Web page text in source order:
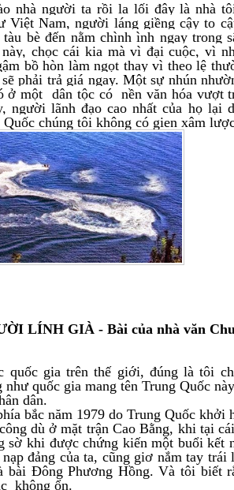
nhà người ta rồi la lối đây là nhà
Việt Nam, người láng giềng cậy to
bè đến nằm chình ình ngay trong
chọc cái kia mà vì đại cuộc, vì
bồ hòn làm ngọt thay vì theo lệ
phải trả giá ngay. Một sự nhún
ở một dân tộc có nền văn hóa vượt
người lãnh đạo cao nhất của họ lại
chúng tôi không có gien xâm
LÍNH GIÀ - Bài của nhà văn
quốc gia trên thế giới, đúng là tôi
quốc gia mang tên Trung Quốc
dân.
bắc năm 1979 do Trung Quốc khởi
dù ở mặt trận Cao Bằng, khi tại
sờ khi được chứng kiến một buổi kết
đảng của ta, cũng giơ nắm tay trái
bài Đông Phương Hồng. Và tôi biết
không ổn.